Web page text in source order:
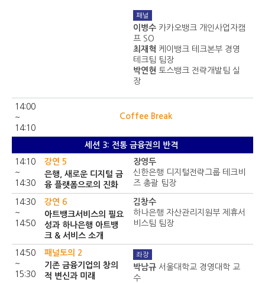
패널
이병수 카카오뱅크 개인사업자캠
프 SO
최재혁 케이뱅크 테크본부 경영
테크팀 팀장
박연현 토스뱅크 전략개발팀 실
장
14:00
~
14:10
Coffee Break
세션 3: 전통 금융권의 반격
14:10
~
14:30
강연 5
은행, 새로운 디지털 금
융 플랫폼으로의 진화
장영두
신한은행 디지털전략그룹 테크비
즈 총괄 팀장
14:30
~
14:50
강연 6
아트뱅크서비스의 필요
성과 하나은행 아트뱅
크 & 서비스 소개
김창수
하나은행 자산관리지원부 제휴서
비스팀 팀장
14:50
~
15:30
패널토의 2
기존 금융기업의 창의
적 변신과 미래
좌장
박남규 서울대학교 경영대학 교
수